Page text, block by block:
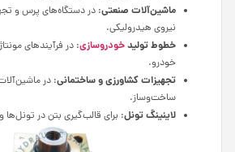
ماشین‌آلات صنعتی: در دستگاه‌های پرس و
نیروی هیدرولیکی.
خطوط تولیدخودروسازی: در فرآیندهای
خودرو.
تجهیزات کشاورزی و ساختمانی: در
ساخت‌وساز.
لاینینگ تونل: برای قالب‌گیری بتن در